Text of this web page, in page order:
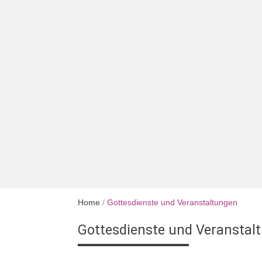
Home / Gottesdienste und Veranstaltungen
Gottesdienste und